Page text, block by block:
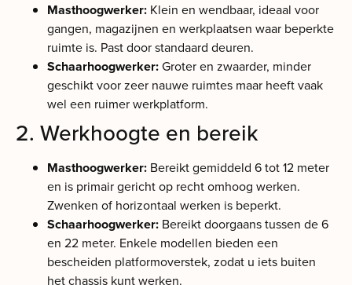
Masthoogwerker: Klein en wendbaar, ideaal voor
gangen, magazijnen en werkplaatsen waar beperkte
ruimte is. Past door standaard deuren.
Schaarhoogwerker:Groter en zwaarder, minder
geschikt voor zeer nauwe ruimtes maar heeft vaak
wel een ruimer werkplatform.
2. Werkhoogte en bereik
Masthoogwerker: Bereikt gemiddeld 6 tot 12 meter
en is primair gericht op recht omhoog werken.
Zwenken of horizontaal werken is beperkt.
Schaarhoogwerker: Bereikt doorgaans tussen de 6
en 22 meter. Enkele modellen bieden een
bescheiden platformoverstek, zodat u iets buiten
het chassis kunt werken.